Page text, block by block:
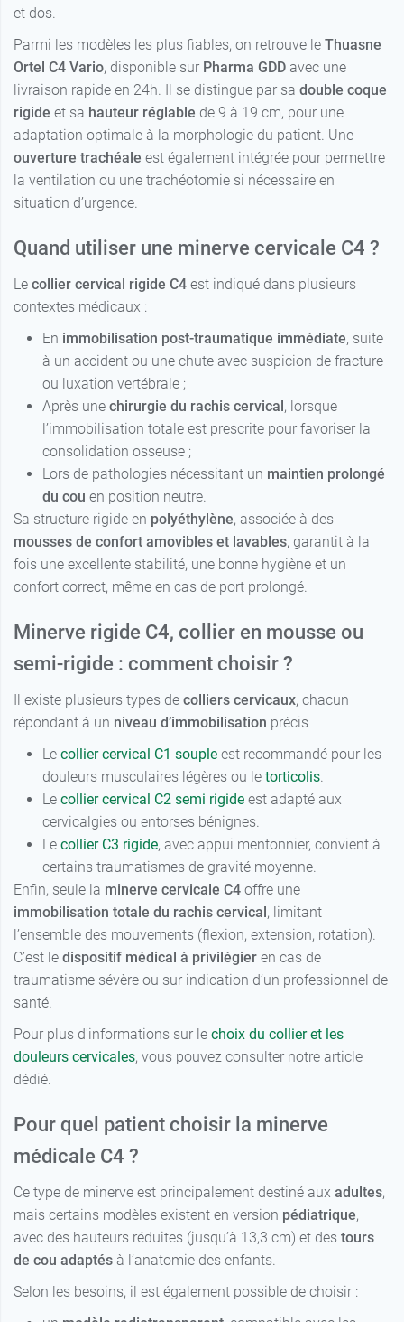
et dos.
Parmi les modèles les plus fiables, on retrouve le Thuasne
Ortel C4 Vario, disponible sur Pharma GDD avec une
livraison rapide en 24h. Il se distingue par sa double coque
rigide et sa hauteur réglable de 9 à 19 cm, pour une
adaptation optimale à la morphologie du patient. Une
ouverture trachéale est également intégrée pour permettre
la ventilation ou une trachéotomie si nécessaire en
situation d’urgence.
Quand utiliser une minerve cervicale C4 ?
Le collier cervical rigide C4 est indiqué dans plusieurs
contextes médicaux :
En immobilisation post-traumatique immédiate, suite
à un accident ou une chute avec suspicion de fracture
ou luxation vertébrale ;
Après une chirurgie du rachis cervical, lorsque
l’immobilisation totale est prescrite pour favoriser la
consolidation osseuse ;
Lors de pathologies nécessitant un maintien prolongé
du cou en position neutre.
Sa structure rigide en polyéthylène, associée à des
mousses de confort amovibles et lavables, garantit à la
fois une excellente stabilité, une bonne hygiène et un
confort correct, même en cas de port prolongé.
Minerve rigide C4, collier en mousse ou
semi-rigide : comment choisir ?
Il existe plusieurs types de colliers cervicaux, chacun
répondant à un niveau d’immobilisation précis
Le collier cervical C1 souple est recommandé pour les
douleurs musculaires légères ou le torticolis
Le collier cervical C2 semi rigide est adapté aux
cervicalgies ou entorses bénignes.
Le collier C3 rigide, avec appui mentonnier, convient à
certains traumatismes de gravité moyenne.
Enfin, seule la minerve cervicale C4 offre une
immobilisation totale du rachis cervical, limitant
l’ensemble des mouvements (flexion, extension, rotation).
C’est le dispositif médical à privilégier en cas de
traumatisme sévère ou sur indication d’un professionnel de
santé.
Pour plus d'informations sur le choix du collier et les
douleurs cervicales, vous pouvez consulter notre article
dédié.
Pour quel patient choisir la minerve
médicale C4 ?
Ce type de minerve est principalement destiné aux adultes,
mais certains modèles existent en version pédiatrique,
avec des hauteurs réduites (jusqu’à 13,3 cm) et des tours
de cou adaptés à l’anatomie des enfants.
Selon les besoins, il est également possible de choisir :